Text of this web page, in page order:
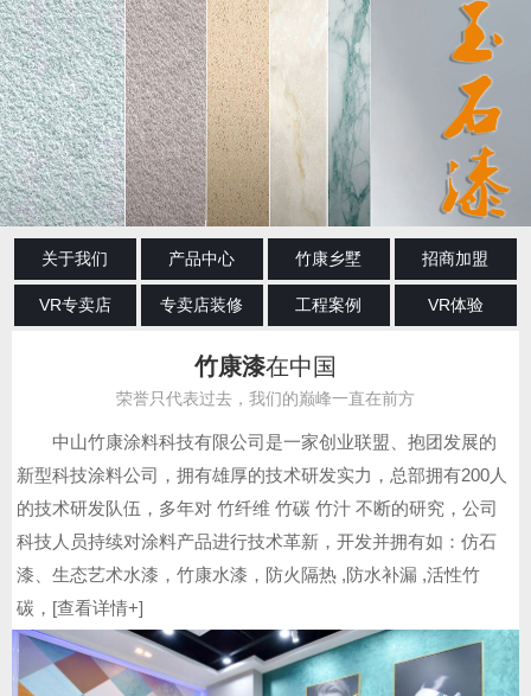
关于我们 产品中心 竹康乡墅 招商加盟
VR专卖店 专卖店装修 工程案例 VR体验
竹康漆在中国
荣誉只代表过去，我们的巅峰一直在前方
中山竹康涂料科技有限公司是一家创业联盟、抱团发展的
新型科技涂料公司，拥有雄厚的技术研发实力，总部拥有200人
的技术研发队伍，多年对 竹纤维 竹碳 竹汁 不断的研究，公司
科技人员持续对涂料产品进行技术革新，开发并拥有如：仿石
漆、生态艺术水漆，竹康水漆，防火隔热 ,防水补漏 ,活性竹
碳，[查看详情+]